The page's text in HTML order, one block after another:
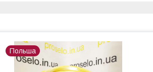
Польша